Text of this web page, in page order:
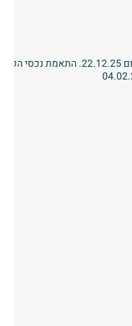
אקהאוס (4D) מניות חו"ל -קרן חדשה מיום 22.12.25. התאמת נכסי הקרן